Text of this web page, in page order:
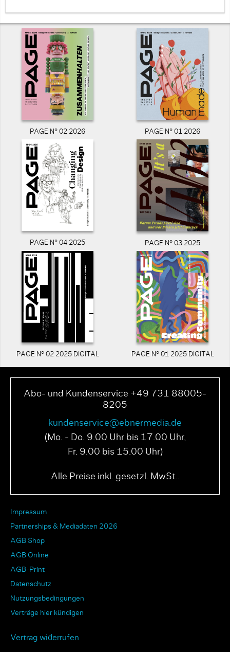
PAGE N° 02 2026 PAGE N° 01 2026
PAGE N° 04 2025 PAGE N° 03 2025
PAGE N° 02 2025 DIGITAL PAGE N° 01 2025 DIGITAL
Abo- und Kundenservice +49 731 88005-
8205
kundenservice@ebnermedia.de
(Mo. - Do. 9.00 Uhr bis 17.00 Uhr,
Fr. 9.00 bis 15.00 Uhr)
Alle Preise inkl. gesetzl. MwSt..
Impressum
Partnerships & Mediadaten 2026
AGB Shop
AGB Online
AGB-Print
Datenschutz
Nutzungsbedingungen
Verträge hier kündigen
Vertrag widerrufen